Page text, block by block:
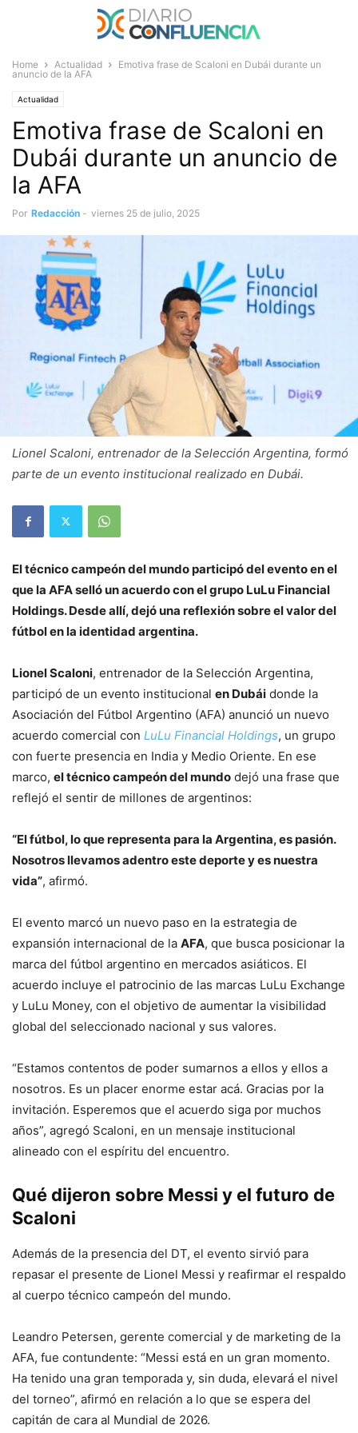
Home Actualidad
Emotiva frase de Scaloni en Dubái durante un
anuncio de la AFA
Actualidad
Emotiva frase de Scaloni en
Dubái durante un anuncio de
la AFA
Por Redacción - viernes 25 de julio, 2025
Lionel Scaloni, entrenador de la Selección Argentina, formó
parte de un evento institucional realizado en Dubái.
El técnico campeón del mundo participó del evento en el
que la AFA selló un acuerdo con el grupo LuLu Financial
Holdings. Desde allí, dejó una reflexión sobre el valor del
fútbol en la identidad argentina.
Lionel Scaloni, entrenador de la Selección Argentina,
participó de un evento institucional en Dubái donde la
Asociación del Fútbol Argentino (AFA) anunció un nuevo
acuerdo comercial con LuLu Financial Holdings, un grupo
con fuerte presencia en India y Medio Oriente. En ese
marco, el técnico campeón del mundo dejó una frase que
reflejó el sentir de millones de argentinos:
“El fútbol, lo que representa para la Argentina, es pasión.
Nosotros llevamos adentro este deporte y es nuestra
vida”, afirmó.
El evento marcó un nuevo paso en la estrategia de
expansión internacional de la AFA, que busca posicionar la
marca del fútbol argentino en mercados asiáticos. El
acuerdo incluye el patrocinio de las marcas LuLu Exchange
y LuLu Money, con el objetivo de aumentar la visibilidad
global del seleccionado nacional y sus valores.
“Estamos contentos de poder sumarnos a ellos y ellos a
nosotros. Es un placer enorme estar acá. Gracias por la
invitación. Esperemos que el acuerdo siga por muchos
años”, agregó Scaloni, en un mensaje institucional
alineado con el espíritu del encuentro.
Qué dijeron sobre Messi y el futuro de
Scaloni
Además de la presencia del DT, el evento sirvió para
repasar el presente de Lionel Messi y reafirmar el respaldo
al cuerpo técnico campeón del mundo.
Leandro Petersen, gerente comercial y de marketing de la
AFA, fue contundente: “Messi está en un gran momento.
Ha tenido una gran temporada y, sin duda, elevará el nivel
del torneo”, afirmó en relación a lo que se espera del
capitán de cara al Mundial de 2026.